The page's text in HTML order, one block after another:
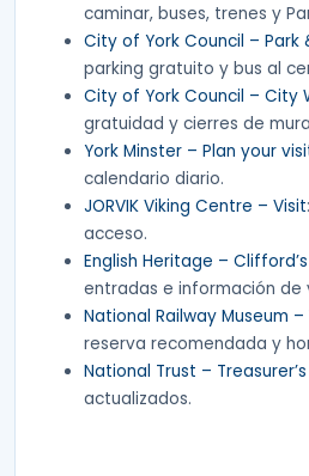
caminar, buses, trenes y
City of York Council – Park
parking gratuito y bus al
City of York Council – City
gratuidad y cierres de
York Minster – Plan your
calendario diario.
JORVIK Viking Centre – Visit
acceso.
English Heritage –
entradas e información de
National Railway Museum –
reserva recomendada y
National Trust –
actualizados.